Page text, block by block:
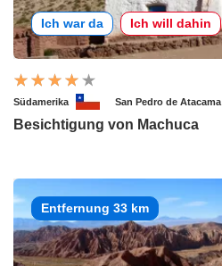
Ich war da Ich will dahin
Südamerika San Pedro de Atacama
Besichtigung von Machuca
Entfernung 33 km